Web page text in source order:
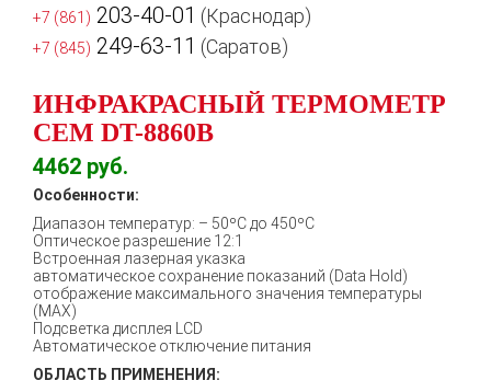
+7 (861) 203-40-01 (Краснодар)
+7 (845) 249-63-11 (Саратов)
ИНФРАКРАСНЫЙ ТЕРМОМЕТР
СЕМ DT-8860B
4462 руб.
Особенности:
Диапазон температур: – 50ºC до 450ºC
Оптическое разрешение 12:1
Встроенная лазерная указка
автоматическое сохранение показаний (Data Hold)
отображение максимального значения температуры
(МАХ)
Подсветка дисплея LCD
Автоматическое отключение питания
ОБЛАСТЬ ПРИМЕНЕНИЯ: